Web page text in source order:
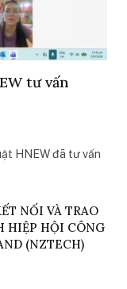
tư vấn
HNEW đã tư vấn
NỐI VÀ TRAO
HIỆP HỘI CÔNG
(NZTECH)